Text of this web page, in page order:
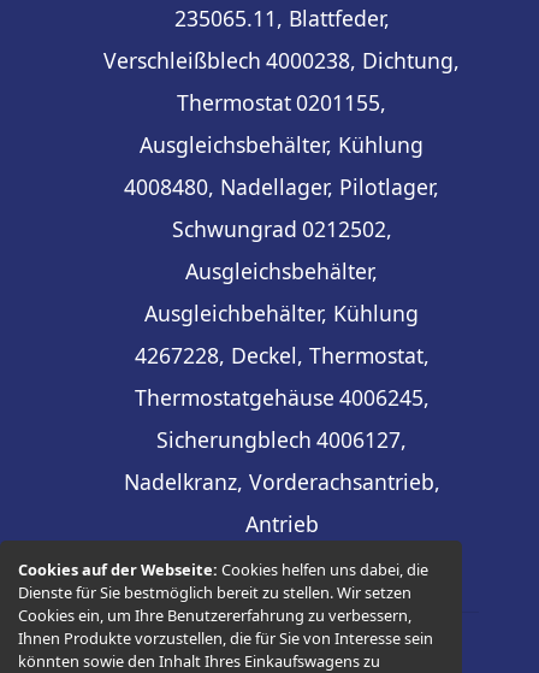
Cookies auf der Webseite:Cookies helfen uns dabei, die
Dienste für Sie bestmöglich bereit zu stellen. Wir setzen
Cookies ein, um Ihre Benutzererfahrung zu verbessern,
Ihnen Produkte vorzustellen, die für Sie von Interesse sein
könnten sowie den Inhalt Ihres Einkaufswagens zu
235065.11, Blattfeder,
Verschleißblech 4000238, Dichtung,
Thermostat0201155,
Ausgleichsbehälter, Kühlung
4008480, Nadellager, Pilotlager,
Schwungrad 0212502,
Ausgleichsbehälter,
Ausgleichbehälter, Kühlung
4267228, Deckel, Thermostat,
Thermostatgehäuse 4006245,
Sicherungblech 4006127,
Nadelkranz, Vorderachsantrieb,
Antrieb